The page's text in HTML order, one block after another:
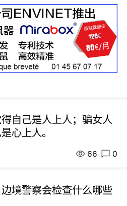
自己是人上人；骗女人
心上人。
66 0
境警察会检查什么哪些